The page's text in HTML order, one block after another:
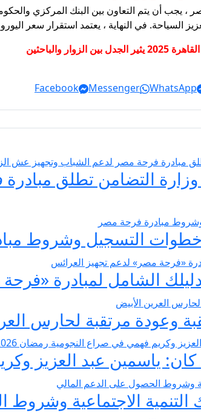
أن يتم التعاون بين البنك المركزي
السياحة. في النهاية ، يعتمد استقرار سعر
والباحثين
Facebook
Messenger WhatsApp
تيسير الزواج 2026… وزارة
وعودة مرتقبة لحارس
ياسمين عبد العزيز
الاجتماعية